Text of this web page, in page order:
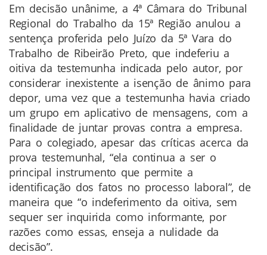
Conteúdo
da
Notícia
Em decisão unânime, a 4ª Câmara do Tribunal
Regional do Trabalho da 15ª Região anulou a
sentença proferida pelo Juízo da 5ª Vara do
Trabalho de Ribeirão Preto, que indeferiu a
oitiva da testemunha indicada pelo autor, por
considerar inexistente a isenção de ânimo para
depor, uma vez que a testemunha havia criado
um grupo em aplicativo de mensagens, com a
finalidade de juntar provas contra a empresa.
Para o colegiado, apesar das críticas acerca da
prova testemunhal, “ela continua a ser o
principal instrumento que permite a
identificação dos fatos no processo laboral”, de
maneira que “o indeferimento da oitiva, sem
sequer ser inquirida como informante, por
razões como essas, enseja a nulidade da
decisão”.